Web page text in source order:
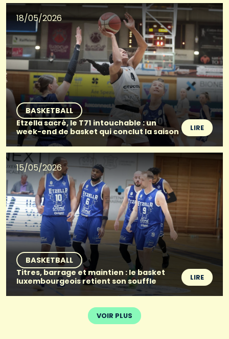
18/05/2026
BASKETBALL
Etzella sacré, le T71 intouchable : un
week-end de basket qui conclut la saison
LIRE
15/05/2026
BASKETBALL
Titres, barrage et maintien : le basket
luxembourgeois retient son souffle
LIRE
VOIR PLUS